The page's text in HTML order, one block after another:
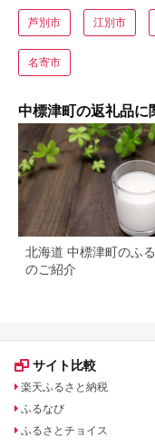
芦別市 江別市
名寄市
中標津町の返礼品に
北海道 中標津町のふ
のご紹介
サイト比較
楽天ふるさと納税
ふるなび
ふるさとチョイス